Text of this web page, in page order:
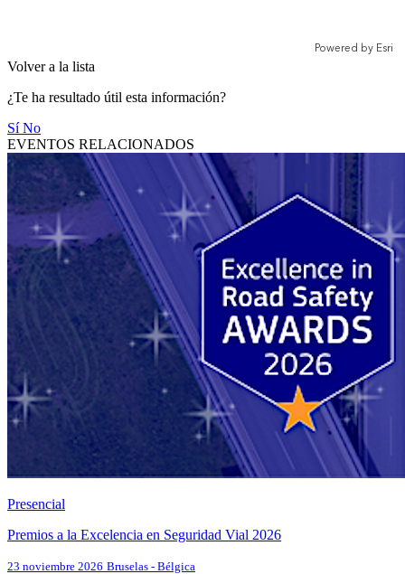
Volver a la lista
¿Te ha resultado útil esta información?
SíNo
EVENTOS RELACIONADOS
Presencial
Premios a la Excelencia en Seguridad Vial 2026
23 noviembre 2026 Bruselas - Bélgica